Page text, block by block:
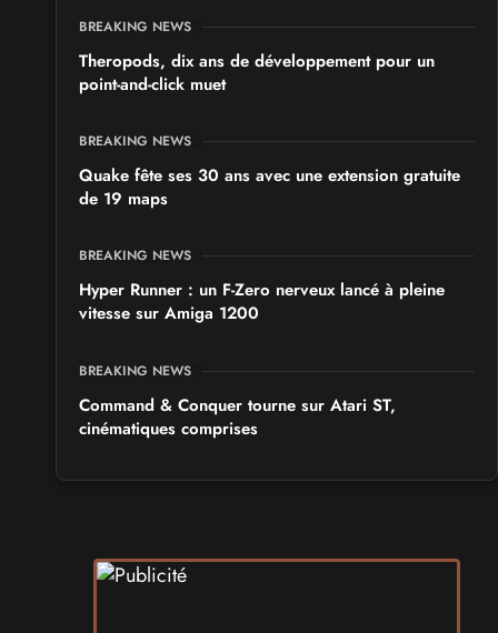
BREAKING NEWS
Theropods, dix ans de développement pour un
point-and-click muet
BREAKING NEWS
Quake fête ses 30 ans avec une extension gratuite
de 19 maps
BREAKING NEWS
Hyper Runner : un F-Zero nerveux lancé à pleine
vitesse sur Amiga 1200
BREAKING NEWS
Command & Conquer tourne sur Atari ST,
cinématiques comprises